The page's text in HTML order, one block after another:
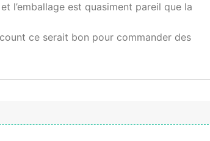
l’emballage est quasiment pareil que la
ce serait bon pour commander des